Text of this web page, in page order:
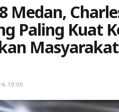
Medan,
Paling Kuat
10:00